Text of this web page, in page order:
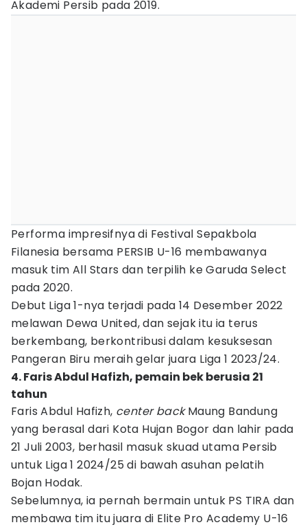
Akademi Persib pada 2019.
Performa impresifnya di Festival Sepakbola
Filanesia bersama PERSIB U-16 membawanya
masuk tim All Stars dan terpilih ke Garuda Select
pada 2020.
Debut Liga 1-nya terjadi pada 14 Desember 2022
melawan Dewa United, dan sejak itu ia terus
berkembang, berkontribusi dalam kesuksesan
Pangeran Biru meraih gelar juara Liga 1 2023/24.
4. Faris Abdul Hafizh, pemain bek berusia 21
tahun
Faris Abdul Hafizh, center backMaung Bandung
yang berasal dari Kota Hujan Bogor dan lahir pada
21 Juli 2003, berhasil masuk skuad utama Persib
untuk Liga 1 2024/25 di bawah asuhan pelatih
Bojan Hodak.
Sebelumnya, ia pernah bermain untuk PS TIRA dan
membawa tim itu juara di Elite Pro Academy U-16